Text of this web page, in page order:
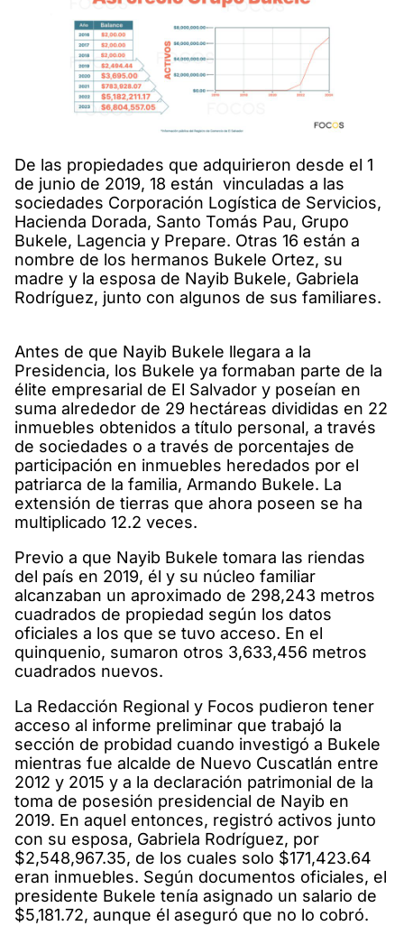
De las propiedades que adquirieron desde el 1
de junio de 2019, 18 están vinculadas a las
sociedades Corporación Logística de Servicios,
Hacienda Dorada, Santo Tomás Pau, Grupo
Bukele, Lagencia y Prepare. Otras 16 están a
nombre de los hermanos Bukele Ortez, su
madre y la esposa de Nayib Bukele, Gabriela
Rodríguez, junto con algunos de sus familiares.
Antes de que Nayib Bukele llegara a la
Presidencia, los Bukele ya formaban parte de la
élite empresarial de El Salvador y poseían en
suma alrededor de 29 hectáreas divididas en 22
inmuebles obtenidos a título personal, a través
de sociedades o a través de porcentajes de
participación en inmuebles heredados por el
patriarca de la familia, Armando Bukele. La
extensión de tierras que ahora poseen se ha
multiplicado 12.2 veces.
Previo a que Nayib Bukele tomara las riendas
del país en 2019, él y su núcleo familiar
alcanzaban un aproximado de 298,243 metros
cuadrados de propiedad según los datos
oficiales a los que se tuvo acceso. En el
quinquenio, sumaron otros 3,633,456 metros
cuadrados nuevos.
La Redacción Regional y Focos pudieron tener
acceso al informe preliminar que trabajó la
sección de probidad cuando investigó a Bukele
mientras fue alcalde de Nuevo Cuscatlán entre
2012 y 2015 y a la declaración patrimonial de la
toma de posesión presidencial de Nayib en
2019. En aquel entonces, registró activos junto
con su esposa, Gabriela Rodríguez, por
$2,548,967.35, de los cuales solo $171,423.64
eran inmuebles. Según documentos oficiales, el
presidente Bukele tenía asignado un salario de
$5,181.72, aunque él aseguró que no lo cobró.